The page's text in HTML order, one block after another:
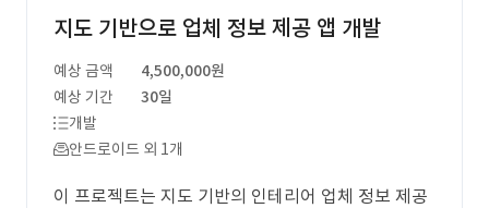
지도 기반으로 업체 정보 제공 앱 개발
예상 금액
4,500,000원
예상 기간
30일
개발
안드로이드 외 1개
이 프로젝트는 지도 기반의 인테리어 업체 정보 제공